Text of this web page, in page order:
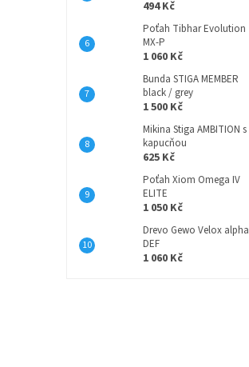
494 Kč
Poťah Tibhar Evolution
MX-P
1 060 Kč
Bunda STIGA MEMBER
black / grey
1 500 Kč
Mikina Stiga AMBITION s
kapucňou
625 Kč
Poťah Xiom Omega IV
ELITE
1 050 Kč
Drevo Gewo Velox alpha
DEF
1 060 Kč